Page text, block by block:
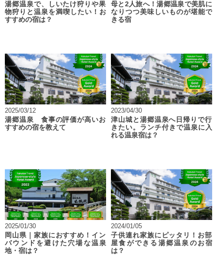
湯郷温泉で、しいたけ狩りや果
物狩りと温泉を満喫したい！お
すすめの宿は？
母と2人旅へ！湯郷温泉で美肌に
なりつつ美味しいものが堪能で
きる宿
2025/03/12
湯郷温泉 食事の評価が高いお
すすめの宿を教えて
2023/04/30
津山城と湯郷温泉へ日帰りで行
きたい。ランチ付きで温泉に入
れる温泉宿は？
2025/01/30
岡山県｜家族におすすめ！イン
バウンドを避けた穴場な温泉
地・宿は？
2024/01/05
子供連れ家族にピッタリ！お部
屋食ができる湯郷温泉のお宿
は？